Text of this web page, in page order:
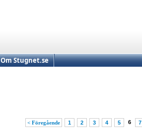
Om Stugnet.se
< Föregående 1 2 3 4 5 6 7